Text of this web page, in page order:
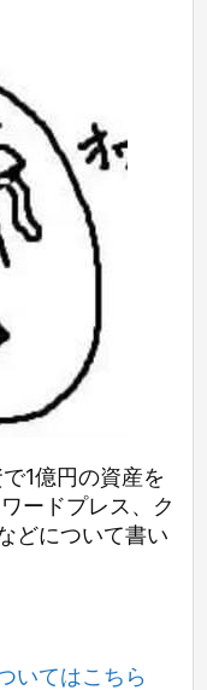
1億円の資産を
ードプレス、ク
どについて書い
いてはこちら